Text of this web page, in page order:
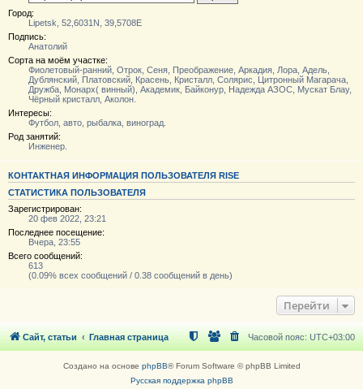
Город:
Lipetsk, 52,6031N, 39,5708E
Подпись:
Анатолий
Сорта на моём участке:
Фиолетовый-ранний, Отрок, Сеня, Преображение, Аркадия, Лора, Адель,
Дублянский, Платовский, Красень, Кристалл, Солярис, Цитронный Магарача,
Дружба, Монарх( винный), Академик, Байконур, Надежда АЗОС, Мускат Блау,
Чёрный кристалл, Аколон.
Интересы:
Футбол, авто, рыбалка, виноград.
Род занятий:
Инженер.
КОНТАКТНАЯ ИНФОРМАЦИЯ ПОЛЬЗОВАТЕЛЯ RISE
СТАТИСТИКА ПОЛЬЗОВАТЕЛЯ
Зарегистрирован:
20 фев 2022, 23:21
Последнее посещение:
Вчера, 23:55
Всего сообщений:
613
(0.09% всех сообщений / 0.38 сообщений в день)
Перейти
Сайт, статьи Главная страница Часовой пояс: UTC+03:00
Создано на основе phpBB® Forum Software © phpBB Limited
Русская поддержка phpBB